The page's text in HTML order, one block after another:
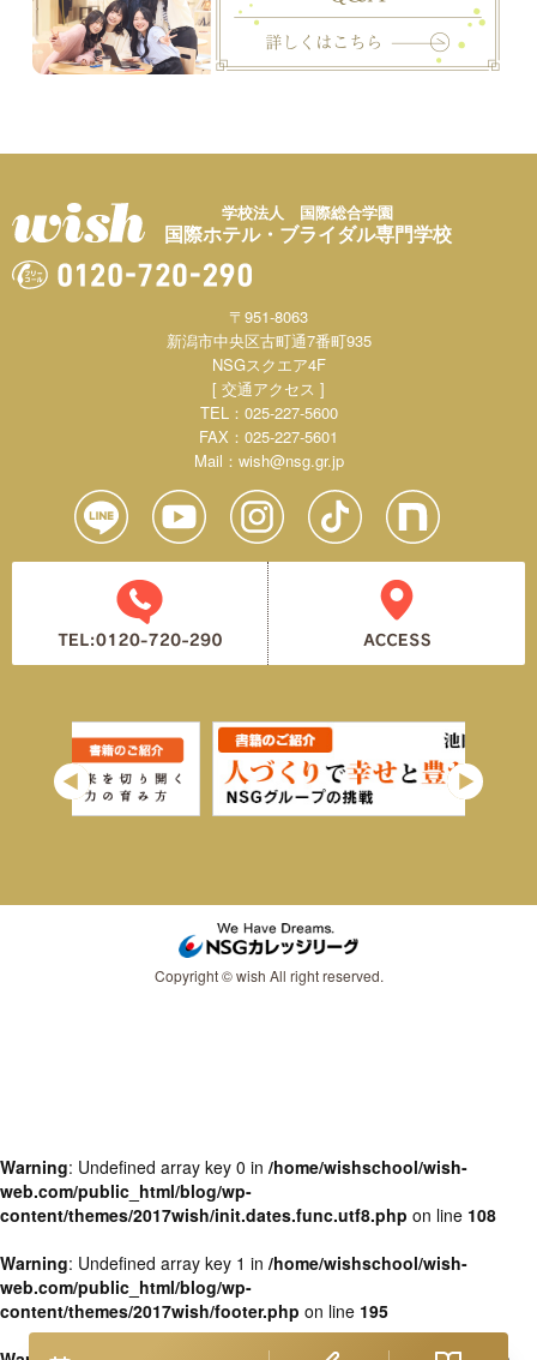
学校法人 国際総合学園
国際ホテル・ブライダル専門学校
〒951-8063
新潟市中央区古町通7番町935
NSGスクエア4F
[ 交通アクセス ]
TEL：025-227-5600
FAX：025-227-5601
Mail： wish@nsg.gr.jp
Copyright © wish All right reserved.
Warning: Undefined array key 0 in /home/wishschool/wish-
web.com/public_html/blog/wp-
content/themes/2017wish/init.dates.func.utf8.php on line 108
Warning: Undefined array key 1 in /home/wishschool/wish-
web.com/public_html/blog/wp-
content/themes/2017wish/footer.php on line 195